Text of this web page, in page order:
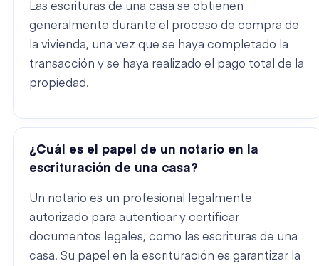
Las escrituras de una casa se obtienen
generalmente durante el proceso de compra de
la vivienda, una vez que se haya completado la
transacción y se haya realizado el pago total de la
propiedad.
¿Cuál es el papel de un notario en la
escrituración de una casa?
Un notario es un profesional legalmente
autorizado para autenticar y certificar
documentos legales, como las escrituras de una
casa. Su papel en la escrituración es garantizar la